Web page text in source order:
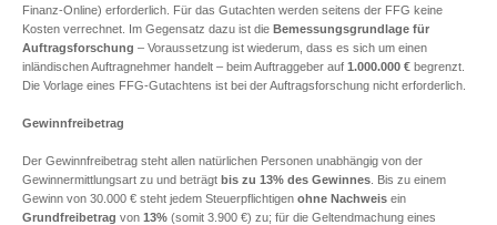
Finanz-Online) erforderlich. Für das Gutachten werden seitens der FFG keine
Kosten verrechnet. Im Gegensatz dazu ist die Bemessungsgrundlage für
Auftragsforschung – Voraussetzung ist wiederum, dass es sich um einen
inländischen Auftragnehmer handelt – beim Auftraggeber auf 1.000.000 € begrenzt.
Die Vorlage eines FFG-Gutachtens ist bei der Auftragsforschung nicht erforderlich.
Gewinnfreibetrag
Der Gewinnfreibetrag steht allen natürlichen Personen unabhängig von der
Gewinnermittlungsart zu und beträgt bis zu 13% des Gewinnes . Bis zu einem
Gewinn von 30.000 € steht jedem Steuerpflichtigen ohne Nachweis ein
Grundfreibetrag von 13% (somit 3.900 €) zu; für die Geltendmachung eines